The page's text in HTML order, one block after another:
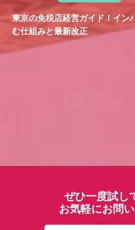
東京の免税店経営ガイド！イン
む仕組みと最新改正
ぜひ一度試し
お気軽にお問